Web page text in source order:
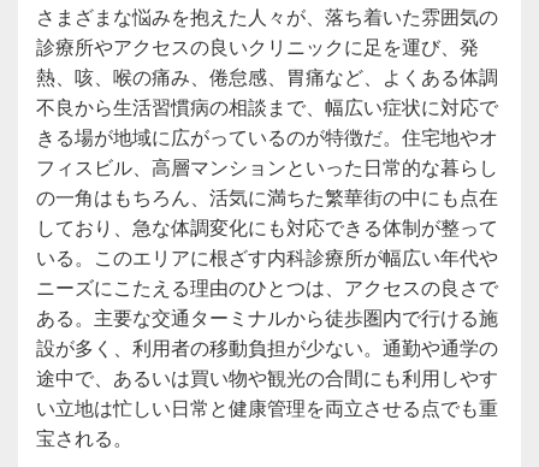
さまざまな悩みを抱えた人々が、落ち着いた雰囲気の
診療所やアクセスの良いクリニックに足を運び、発
熱、咳、喉の痛み、倦怠感、胃痛など、よくある体調
不良から生活習慣病の相談まで、幅広い症状に対応で
きる場が地域に広がっているのが特徴だ。住宅地やオ
フィスビル、高層マンションといった日常的な暮らし
の一角はもちろん、活気に満ちた繁華街の中にも点在
しており、急な体調変化にも対応できる体制が整って
いる。このエリアに根ざす内科診療所が幅広い年代や
ニーズにこたえる理由のひとつは、アクセスの良さで
ある。主要な交通ターミナルから徒歩圏内で行ける施
設が多く、利用者の移動負担が少ない。通勤や通学の
途中で、あるいは買い物や観光の合間にも利用しやす
い立地は忙しい日常と健康管理を両立させる点でも重
宝される。